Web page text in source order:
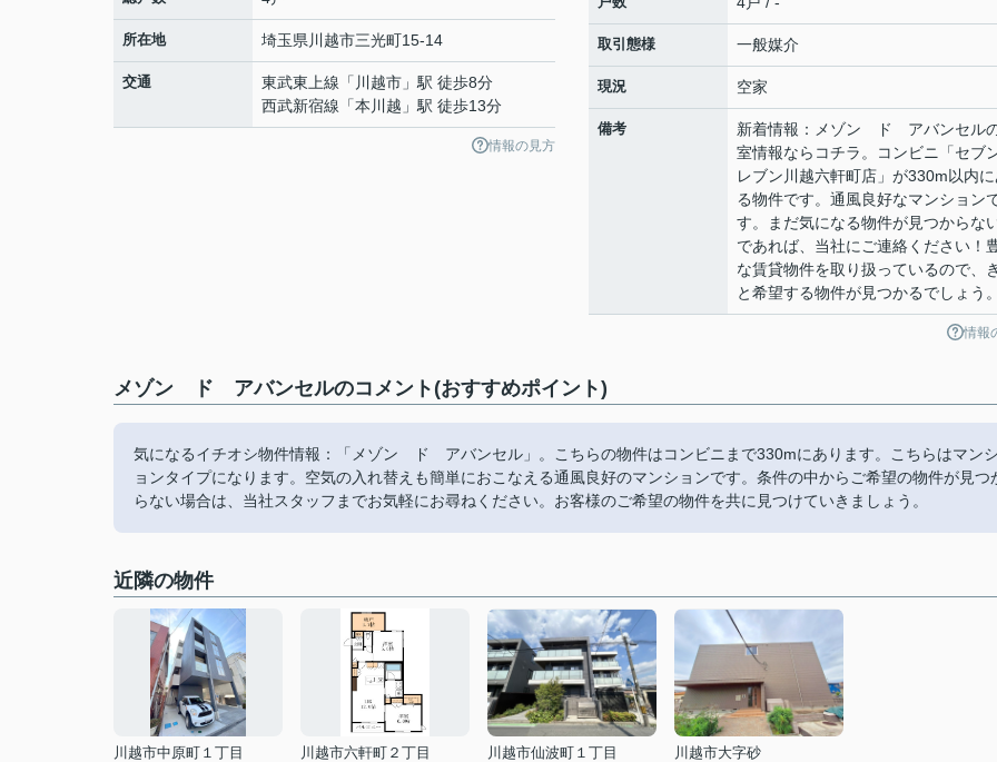
所在地 埼玉県 川越市三光町15-14
交通 東武東上線 「 川越市 」駅 徒歩8分
西武新宿線 「本川越 」駅 徒歩13分
情報の見方
取引態様 一般媒介
現況 空家
備考
新着情報：メゾン ド アバンセル
室情報ならコチラ。コンビニ「セブ
レブン川越六軒町店」が330m以内に
る物件です。通風良好なマンション
す。まだ気になる物件が見つからな
であれば、当社にご連絡ください！
な賃貸物件を取り扱っているので、
と希望する物件が見つかるでしょう。
情報
メゾン ド アバンセルのコメント(おすすめポイント)
気になるイチオシ物件情報：「メゾン ド アバンセル」。こちらの物件はコンビニまで330mにあります。こちらはマンシ
ョンタイプになります。空気の入れ替えも簡単におこなえる通風良好のマンションです。条件の中からご希望の物件が見つ
らない場合は、当社スタッフまでお気軽にお尋ねください。お客様のご希望の物件を共に見つけていきましょう。
近隣の物件
川越市中原町１丁目
川越市六軒町２丁目
川越市仙波町１丁目
川越市大字砂